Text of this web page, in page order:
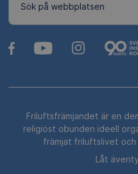
Sök på webbplatsen
Friluftsfrämjandet är en
religiöst obunden ideell
främjat friluftslivet och
Låt